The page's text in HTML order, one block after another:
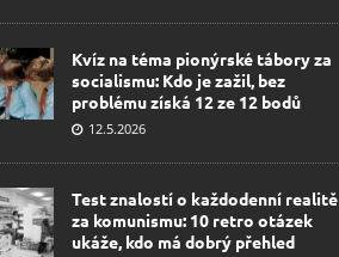
Kvíz na téma pionýrské tábory za
socialismu: Kdo je zažil, bez
problému získá 12 ze 12 bodů
12.5.2026
Test znalostí o každodenní realitě
za komunismu: 10 retro otázek
ukáže, kdo má dobrý přehled